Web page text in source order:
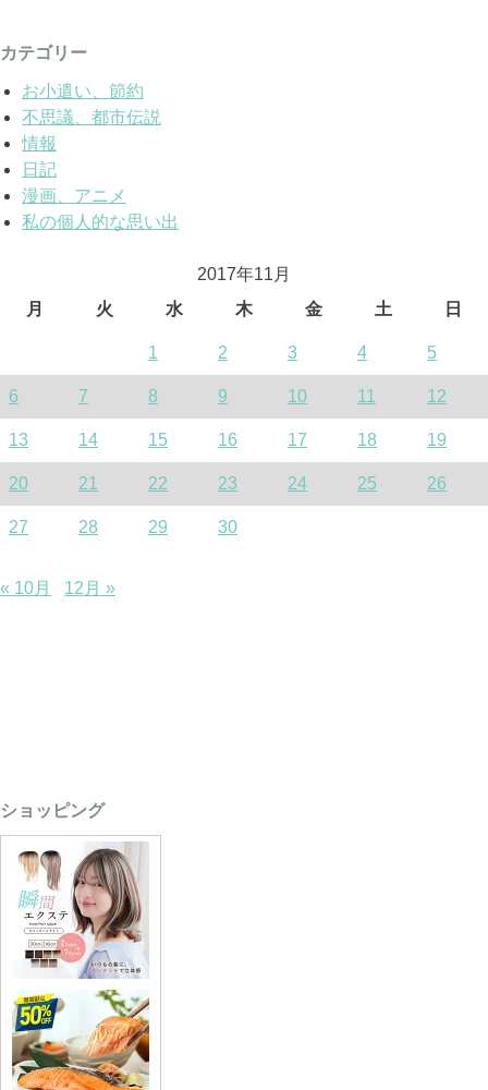
カテゴリー
お小遣い、節約
不思議、都市伝説
情報
日記
漫画、アニメ
私の個人的な思い出
2017年11月
月
火 水 木 金 土 日
1 2 3 4 5
6 7 8 9 10 11 12
13 14 15 16 17 18 19
20 21 22 23 24 25 26
27 28 29 30
« 10月 12月 »
ショッピング